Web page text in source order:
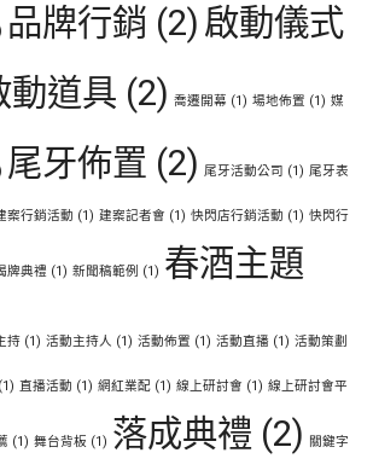
品牌行銷 (2) 啟動儀式
動道具 (2) 喬遷開幕 (1) 場地佈置 (1) 媒
尾牙佈置 (2) 尾牙活動公司 (1) 尾牙表
案行銷活動 (1) 建案記者會 (1) 快閃店行銷活動 (1) 快閃行
牌典禮 (1) 新聞稿範例 (1) 春酒主題
持 (1) 活動主持人 (1) 活動佈置 (1) 活動直播 (1) 活動策劃
(1) 直播活動 (1) 網紅業配 (1) 線上研討會 (1) 線上研討會平
(1) 舞台背板 (1) 落成典禮 (2) 關鍵字